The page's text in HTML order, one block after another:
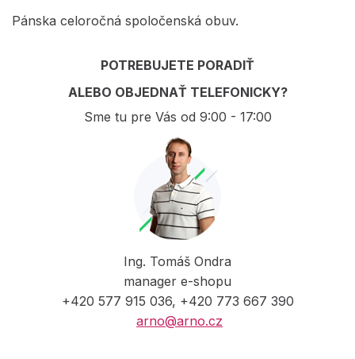
Pánska celoročná spoločenská obuv.
POTREBUJETE PORADIŤ
ALEBO OBJEDNAŤ TELEFONICKY?
Sme tu pre Vás od 9:00 - 17:00
Ing. Tomáš Ondra
manager e-shopu
+420 577 915 036, +420 773 667 390
arno@arno.cz